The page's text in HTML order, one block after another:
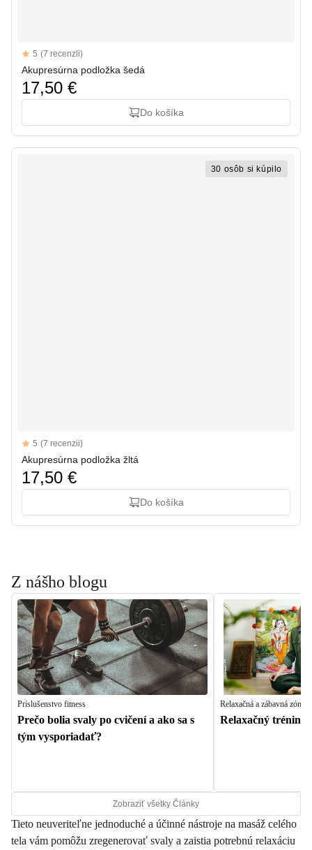
Reviews
5 out of 5 stars
5 (7 recenzii)
Akupresúrna podložka šedá
17,50 €
Do košíka
30 osôb si kúpilo
Reviews
5 out of 5 stars
5 (7 recenzii)
Akupresúrna podložka žltá
17,50 €
Do košíka
Z nášho blogu
Príslušenstvo fitness
Prečo bolia svaly po cvičení a ako sa s
tým vysporiadať?
Relaxačná a zábavná zóna
Relaxačný tréning
Zobraziť všetky Články
Tieto neuveriteľne jednoduché a účinné nástroje na masáž celého
tela vám pomôžu zregenerovať svaly a zaistia potrebnú relaxáciu